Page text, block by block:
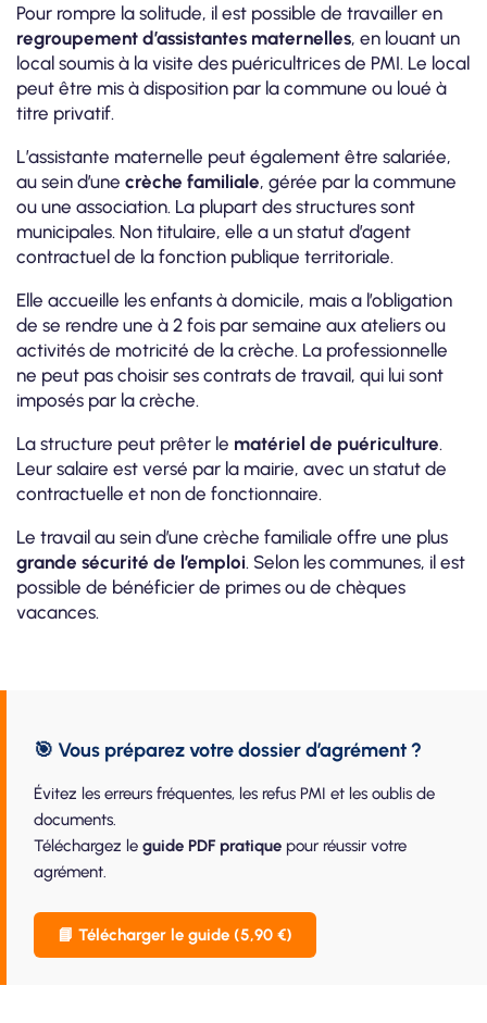
Pour rompre la solitude, il est possible de travailler en
regroupement d’assistantes maternelles, en louant un
local soumis à la visite des puéricultrices de PMI. Le local
peut être mis à disposition par la commune ou loué à
titre privatif.
L’assistante maternelle peut également être salariée,
au sein d’une crèche familiale, gérée par la commune
ou une association. La plupart des structures sont
municipales. Non titulaire, elle a un statut d’agent
contractuel de la fonction publique territoriale.
Elle accueille les enfants à domicile, mais a l’obligation
de se rendre une à 2 fois par semaine aux ateliers ou
activités de motricité de la crèche. La professionnelle
ne peut pas choisir ses contrats de travail, qui lui sont
imposés par la crèche.
La structure peut prêter le matériel de puériculture.
Leur salaire est versé par la mairie, avec un statut de
contractuelle et non de fonctionnaire.
Le travail au sein d’une crèche familiale offre une plus
grande sécurité de l’emploi. Selon les communes, il est
possible de bénéficier de primes ou de chèques
vacances.
🎯 Vous préparez votre dossier d’agrément ?
Évitez les erreurs fréquentes, les refus PMI et les oublis de
documents.
Téléchargez le guide PDF pratique pour réussir votre
agrément.
📘 Télécharger le guide (5,90 €)